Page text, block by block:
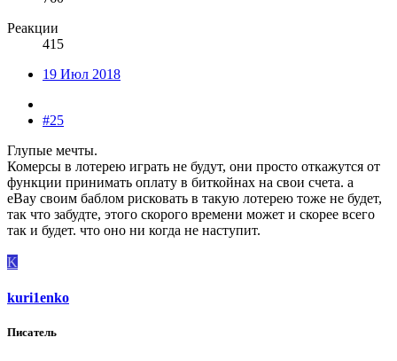
Реакции
415
19 Июл 2018
#25
Глупые мечты.
Комерсы в лотерею играть не будут, они просто откажутся от
функции принимать оплату в биткойнах на свои счета. а
eBay своим баблом рисковать в такую лотерею тоже не будет,
так что забудте, этого скорого времени может и скорее всего
так и будет. что оно ни когда не наступит.
K
kuri1enko
Писатель